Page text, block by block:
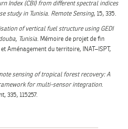
Index (CBI) from different spectral indices
study in Tunisia. Remote Sensing, 15, 335.
of vertical fuel structure using GEDI
Tunisia. Mémoire de projet de fin
Aménagement du territoire, INAT–ISPT,
sensing of tropical forest recovery: A
for multi-sensor integration.
335, 115257.